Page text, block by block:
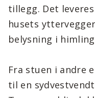
tillegg. Det
husets
belysning i
Fra stuen i andre
til en